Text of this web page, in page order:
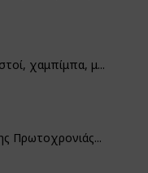
χαμπίμπα, μ...
Πρωτοχρονιάς...